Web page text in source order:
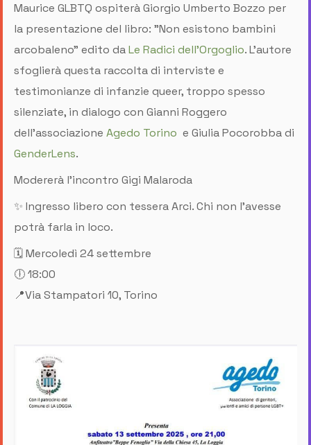
Maurice GLBTQ ospiterà Giorgio Umberto Bozzo per
la presentazione del libro: "Non esistono bambini
arcobaleno" edito daLe Radici dell'Orgoglio. L'autore
sfoglierà questa raccolta di interviste e
testimonianze di infanzie queer, troppo spesso
silenziate, in dialogo con Gianni Roggero
dell'associazione Agedo Torino e Giulia Pocorobba di
GenderLens.
Modererà l'incontro Gigi Malaroda
✨ Ingresso libero con tessera Arci. Chi non l'avesse
potrà farla in loco.
🗓️ Mercoledì 24 settembre
🕕 18:00
📍Via Stampatori 10, Torino